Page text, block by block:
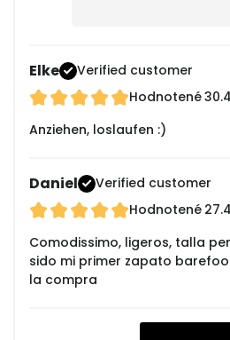
Elke
Verified customer
Hodnotené
Anziehen, loslaufen :)
Daniel
Verified customer
Hodnotené
Comodissimo, ligeros, talla
sido mi primer zapato
la compra